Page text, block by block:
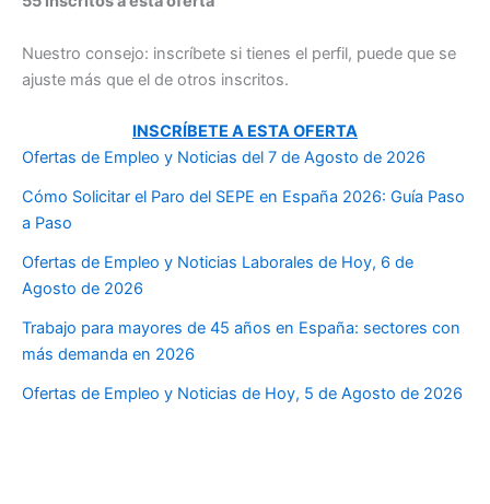
Nuestro consejo: inscríbete si tienes el perfil, puede que se
ajuste más que el de otros inscritos.
INSCRÍBETE A ESTA OFERTA
Ofertas de Empleo y Noticias del 7 de Agosto de 2026
Cómo Solicitar el Paro del SEPE en España 2026: Guía Paso
a Paso
Ofertas de Empleo y Noticias Laborales de Hoy, 6 de
Agosto de 2026
Trabajo para mayores de 45 años en España: sectores con
más demanda en 2026
Ofertas de Empleo y Noticias de Hoy, 5 de Agosto de 2026